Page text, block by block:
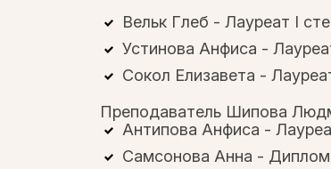
Вельк Глеб - Лауреат I
Устинова Анфиса -
Сокол Елизавета -
Преподаватель Шипова
Антипова Анфиса -
Самсонова Анна -